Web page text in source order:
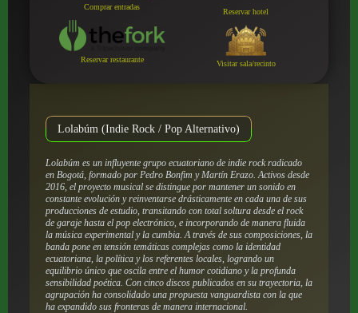
Comprar entradas
Reservar hotel
Reservar restaurante Visitar sala/recinto
Lolabúm (Indie Rock / Pop Alternativo)
Lolabúm es un influyente grupo ecuatoriano de indie rock radicado
en Bogotá, formado por Pedro Bonfim y Martín Erazo. Activos desde
2016, el proyecto musical se distingue por mantener un sonido en
constante evolución y reinventarse drásticamente en cada una de sus
producciones de estudio, transitando con total soltura desde el rock
de garaje hasta el pop electrónico, e incorporando de manera fluida
la música experimental y la cumbia. A través de sus composiciones, la
banda pone en tensión temáticas complejas como la identidad
ecuatoriana, la política y los referentes locales, logrando un
equilibrio único que oscila entre el humor cotidiano y la profunda
sensibilidad poética. Con cinco discos publicados en su trayectoria, la
agrupación ha consolidado una propuesta vanguardista con la que
ha expandido sus fronteras de manera internacional.